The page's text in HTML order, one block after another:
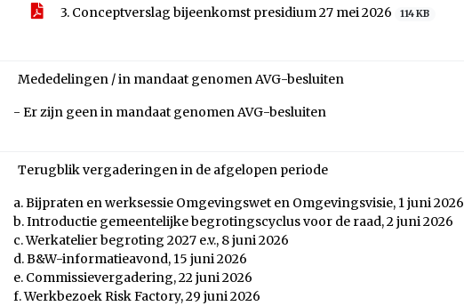
3. Conceptverslag bijeenkomst presidium 27 mei 2026
114 KB
Mededelingen / in mandaat genomen AVG-besluiten
- Er zijn geen in mandaat genomen AVG-besluiten
Terugblik vergaderingen in de afgelopen periode
a. Bijpraten en werksessie Omgevingswet en Omgevingsvisie, 1 juni 2026
b. Introductie gemeentelijke begrotingscyclus voor de raad, 2 juni 2026
c. Werkatelier begroting 2027 e.v., 8 juni 2026
d. B&W-informatieavond, 15 juni 2026
e. Commissievergadering, 22 juni 2026
f. Werkbezoek Risk Factory, 29 juni 2026